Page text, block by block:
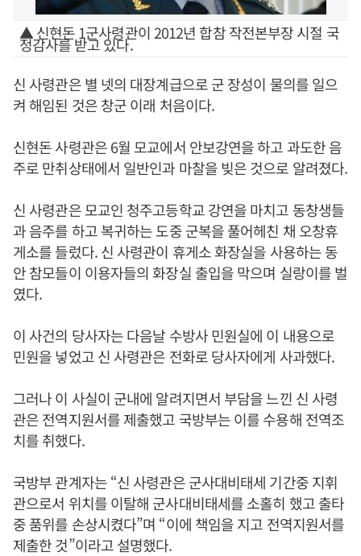
▲ 신현돈 1군사령관이 2012년 합참 작전본부장 시절 국
정감사를 받고 있다.
신 사령관은 별 넷의 대장계급으로 군 장성이 물의를 일으
켜 해임된 것은 창군 이래 처음이다.
신현돈 사령관은 6월 모교에서 안보강연을 하고 과도한 음
주로 만취상태에서 일반인과 마찰을 빚은 것으로 알려졌다.
신 사령관은 모교인 청주고등학교 강연을 마치고 동창생들
과 음주를 하고 복귀하는 도중 군복을 풀어헤친 채 오창휴
게소를 들렀다. 신 사령관이 휴게소 화장실을 사용하는 동
안 참모들이 이용자들의 화장실 출입을 막으며 실랑이를 벌
였다.
이 사건의 당사자는 다음날 수방사 민원실에 이 내용으로
민원을 넣었고 신 사령관은 전화로 당사자에게 사과했다.
그러나 이 사실이 군내에 알려지면서 부담을 느낀 신 사령
관은 전역지원서를 제출했고 국방부는 이를 수용해 전역조
치를 취했다.
국방부 관계자는 “신 사령관은 군사대비태세 기간중 지휘
관으로서 위치를 이탈해 군사대비태세를 소홀히 했고 출타
중 품위를 손상시켰다”며 “이에 책임을 지고 전역지원서를
제출한 것”이라고 설명했다.